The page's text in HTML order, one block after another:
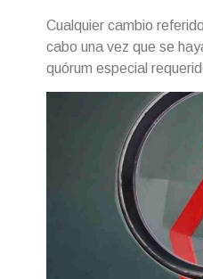
Cualquier cambio
cabo una vez que se
quórum especial